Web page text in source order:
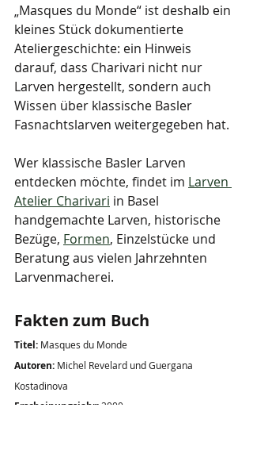
„Masques du Monde“ ist deshalb ein
kleines Stück dokumentierte
Ateliergeschichte: ein Hinweis
darauf, dass Charivari nicht nur
Larven hergestellt, sondern auch
Wissen über klassische Basler
Fasnachtslarven weitergegeben hat.
Wer klassische Basler Larven
entdecken möchte, findet im Larven
Atelier Charivari in Basel
handgemachte Larven, historische
Bezüge, Formen, Einzelstücke und
Beratung aus vielen Jahrzehnten
Larvenmacherei.
Fakten zum Buch
Titel: Masques du Monde
Autoren: Michel Revelard und Guergana
Kostadinova
Erscheinungsjahr: 2000